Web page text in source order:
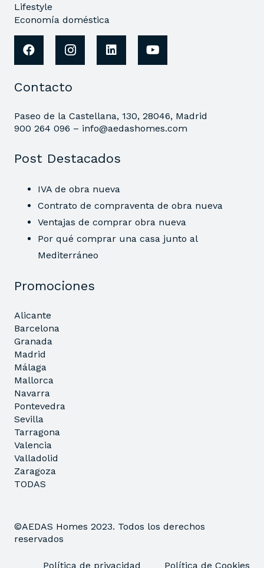
Lifestyle
Economía doméstica
Contacto
Paseo de la Castellana, 130, 28046, Madrid
900 264 096 – info@aedashomes.com
Post Destacados
IVA de obra nueva
Contrato de compraventa de obra nueva
Ventajas de comprar obra nueva
Por qué comprar una casa junto al
Mediterráneo
Promociones
Alicante
Barcelona
Granada
Madrid
Málaga
Mallorca
Navarra
Pontevedra
Sevilla
Tarragona
Valencia
Valladolid
Zaragoza
TODAS
©AEDAS Homes 2023. Todos los derechos
reservados
Política de privacidad Política de Cookies